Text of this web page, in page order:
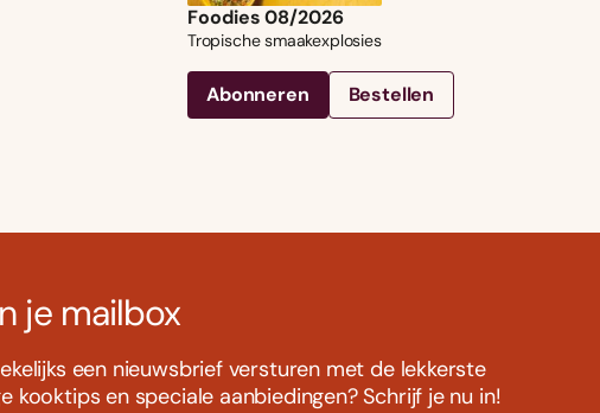
Foodies 08/2026
Tropische smaakexplosies
Abonneren Bestellen
je mailbox
een nieuwsbrief versturen met de lekkerste
kooktips en speciale aanbiedingen? Schrijf je nu in!